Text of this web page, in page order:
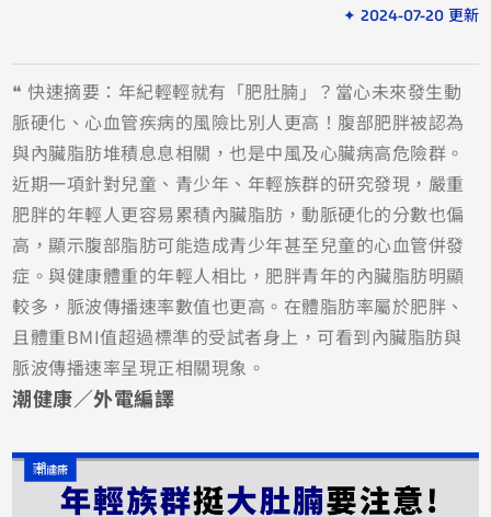
✦ 2024-07-20 更新
❝ 快速摘要：年紀輕輕就有「肥肚腩」？當心未來發生動
脈硬化、心血管疾病的風險比別人更高！腹部肥胖被認為
與內臟脂肪堆積息息相關，也是中風及心臟病高危險群。
近期一項針對兒童、青少年、年輕族群的研究發現，嚴重
肥胖的年輕人更容易累積內臟脂肪，動脈硬化的分數也偏
高，顯示腹部脂肪可能造成青少年甚至兒童的心血管併發
症。與健康體重的年輕人相比，肥胖青年的內臟脂肪明顯
較多，脈波傳播速率數值也更高。在體脂肪率屬於肥胖、
且體重BMI值超過標準的受試者身上，可看到內臟脂肪與
脈波傳播速率呈現正相關現象。
潮健康／外電編譯